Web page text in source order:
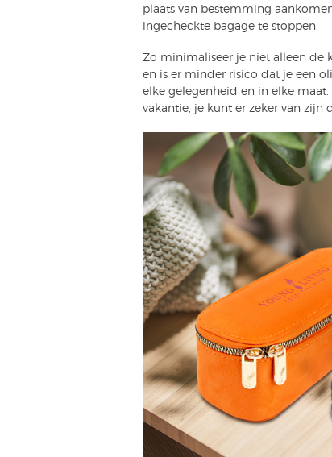
plaats van bestemming
ingecheckte bagage te stoppen.
Zo minimaliseer je niet alleen de
en is er minder risico dat je een
elke gelegenheid en in elke
vakantie, je kunt er zeker van zijn